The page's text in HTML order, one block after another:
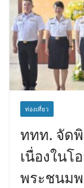
ท่องเที่ยว
ททท. จัด
เนื่องในโ
พระชนม